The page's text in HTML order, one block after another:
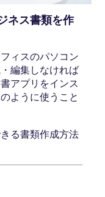
ネス書類を作
ィスのパソコン
編集しなければ
アプリをインス
ように使うこと
る書類作成方法